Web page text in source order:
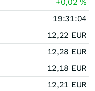
+0,02%
19:31:04
12,22 EUR
12,28 EUR
12,18 EUR
12,21 EUR